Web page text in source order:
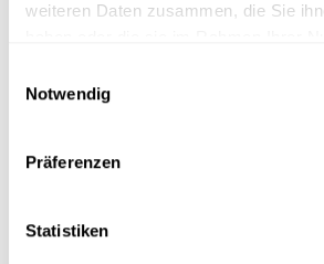
weiteren Daten zusammen, die Sie
Notwendig
Präferenzen
Statistiken
Inhalt: Nachrichten
PRESSEKONFERENZ:
Einblendung: Rudolf Schwarzböck
Datum: 1990.09.03 [Sendedatum]